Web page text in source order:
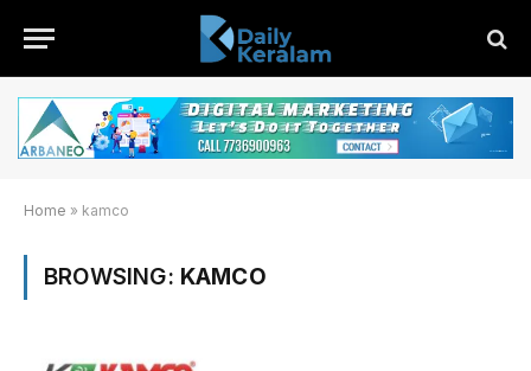
Home » kamco
BROWSING: KAMCO